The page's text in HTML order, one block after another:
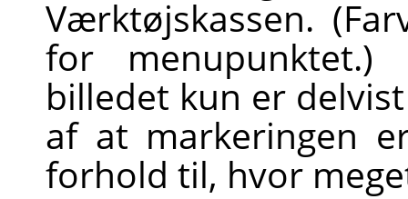
Værktøjskassen.
for
billedet kun er
af at markeringen
forhold til, hvor